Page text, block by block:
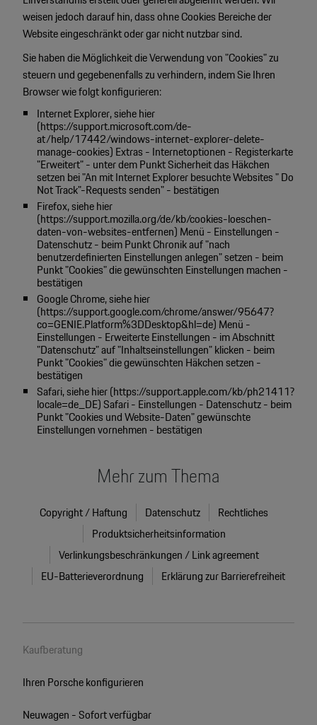
weisen jedoch darauf hin, dass ohne Cookies Bereiche der
Website eingeschränkt oder gar nicht nutzbar sind.
Sie haben die Möglichkeit die Verwendung von "Cookies" zu
steuern und gegebenenfalls zu verhindern, indem Sie Ihren
Browser wie folgt konfigurieren:
Internet Explorer, siehe hier
(https://support.microsoft.com/de-
at/help/17442/windows-internet-explorer-delete-
manage-cookies) Extras - Internetoptionen - Registerkarte
"Erweitert" - unter dem Punkt Sicherheit das Häkchen
setzen bei "An mit Internet Explorer besuchte Websites " Do
Not Track"-Requests senden" - bestätigen
Firefox, siehe hier
(https://support.mozilla.org/de/kb/cookies-loeschen-
daten-von-websites-entfernen) Menü - Einstellungen -
Datenschutz - beim Punkt Chronik auf "nach
benutzerdefinierten Einstellungen anlegen" setzen - beim
Punkt "Cookies" die gewünschten Einstellungen machen -
bestätigen
Google Chrome, siehe hier
(https://support.google.com/chrome/answer/95647?
co=GENIE.Platform%3DDesktop&hl=de) Menü -
Einstellungen - Erweiterte Einstellungen - im Abschnitt
"Datenschutz" auf "Inhaltseinstellungen" klicken - beim
Punkt "Cookies" die gewünschten Häkchen setzen -
bestätigen
Safari, siehe hier (https://support.apple.com/kb/ph21411?
locale=de_DE) Safari - Einstellungen - Datenschutz - beim
Punkt "Cookies und Website-Daten" gewünschte
Einstellungen vornehmen - bestätigen
Mehr zum Thema
Copyright / Haftung Datenschutz
Rechtliches
Produktsicherheitsinformation
Verlinkungsbeschränkungen / Link agreement
EU-Batterieverordnung
Erklärung zur Barrierefreiheit
Kaufberatung
Ihren Porsche konfigurieren
Neuwagen - Sofort verfügbar